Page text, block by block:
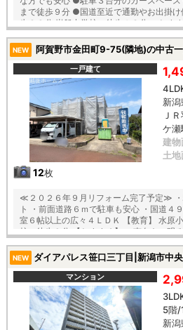
まで徒歩９分 ●国道至近で通勤やお出掛け便利 【教育】 岩船小
歩２９分 岩船中学校 徒歩１８分 ―おすすめ― ・広々１５.５帖のＬＤ
付けに困りません ・お庭ではBBQは趣味
♪ ・リビングにはエアコン１台新品設置済
NEW 阿賀野市金田町9-75(隣地)の中古
一戸建て
12枚
新
Ｊ
ケ
建物
土
≪２０２６年９月リフォーム完了予定≫
ト ・前面道路６ｍで駐車も安心 ・国道４
室６帖以上の広々４ＬＤＫ 【教育】 水原小学校 徒歩１５分 水原中学
校 徒歩９分 【おすすめ】 ・南向きの明るいＬＤＫ ・１２帖の主寝室
中設計で家事ラク
NEW ダイアパレス笹口三丁目|新潟市中央
マンション
5階/
新